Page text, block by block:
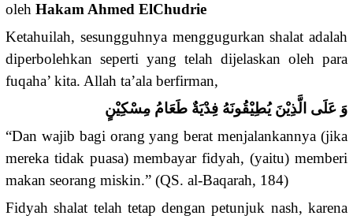
oleh Hakam Ahmed ElChudrie
Ketahuilah, sesungguhnya menggugurkan shalat adalah
diperbolehkan seperti yang telah dijelaskan oleh para
fuqaha’ kita. Allah ta’ala berfirman,
وَ عَلَى الَّذِيْنَ يُطِيْقُونَهُ فِدْيَةٌ طَعَامُ مِسْكِيْنٍ
“Dan wajib bagi orang yang berat menjalankannya (jika
mereka tidak puasa) membayar fidyah, (yaitu) memberi
makan seorang miskin.” (QS. al-Baqarah, 184)
Fidyah shalat telah tetap dengan petunjuk nash, karena